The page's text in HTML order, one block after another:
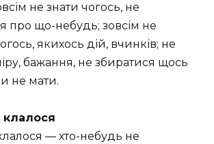
не знати чогось, не
про що-небудь; зовсім не
якихось дій, вчинків; не
бажання, не збиратися щось
не мати.
клалося
клалося — хто-небудь не